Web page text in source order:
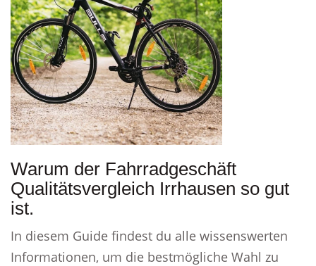
Warum der Fahrradgeschäft
Qualitätsvergleich Irrhausen so gut
ist.
In diesem Guide findest du alle wissenswerten
Informationen, um die bestmögliche Wahl zu